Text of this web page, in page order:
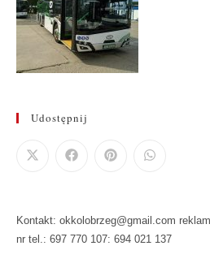
Udostępnij
Kontakt: okkolobrzeg@gmail.com
nr tel.: 697 770 107: 694 021 137